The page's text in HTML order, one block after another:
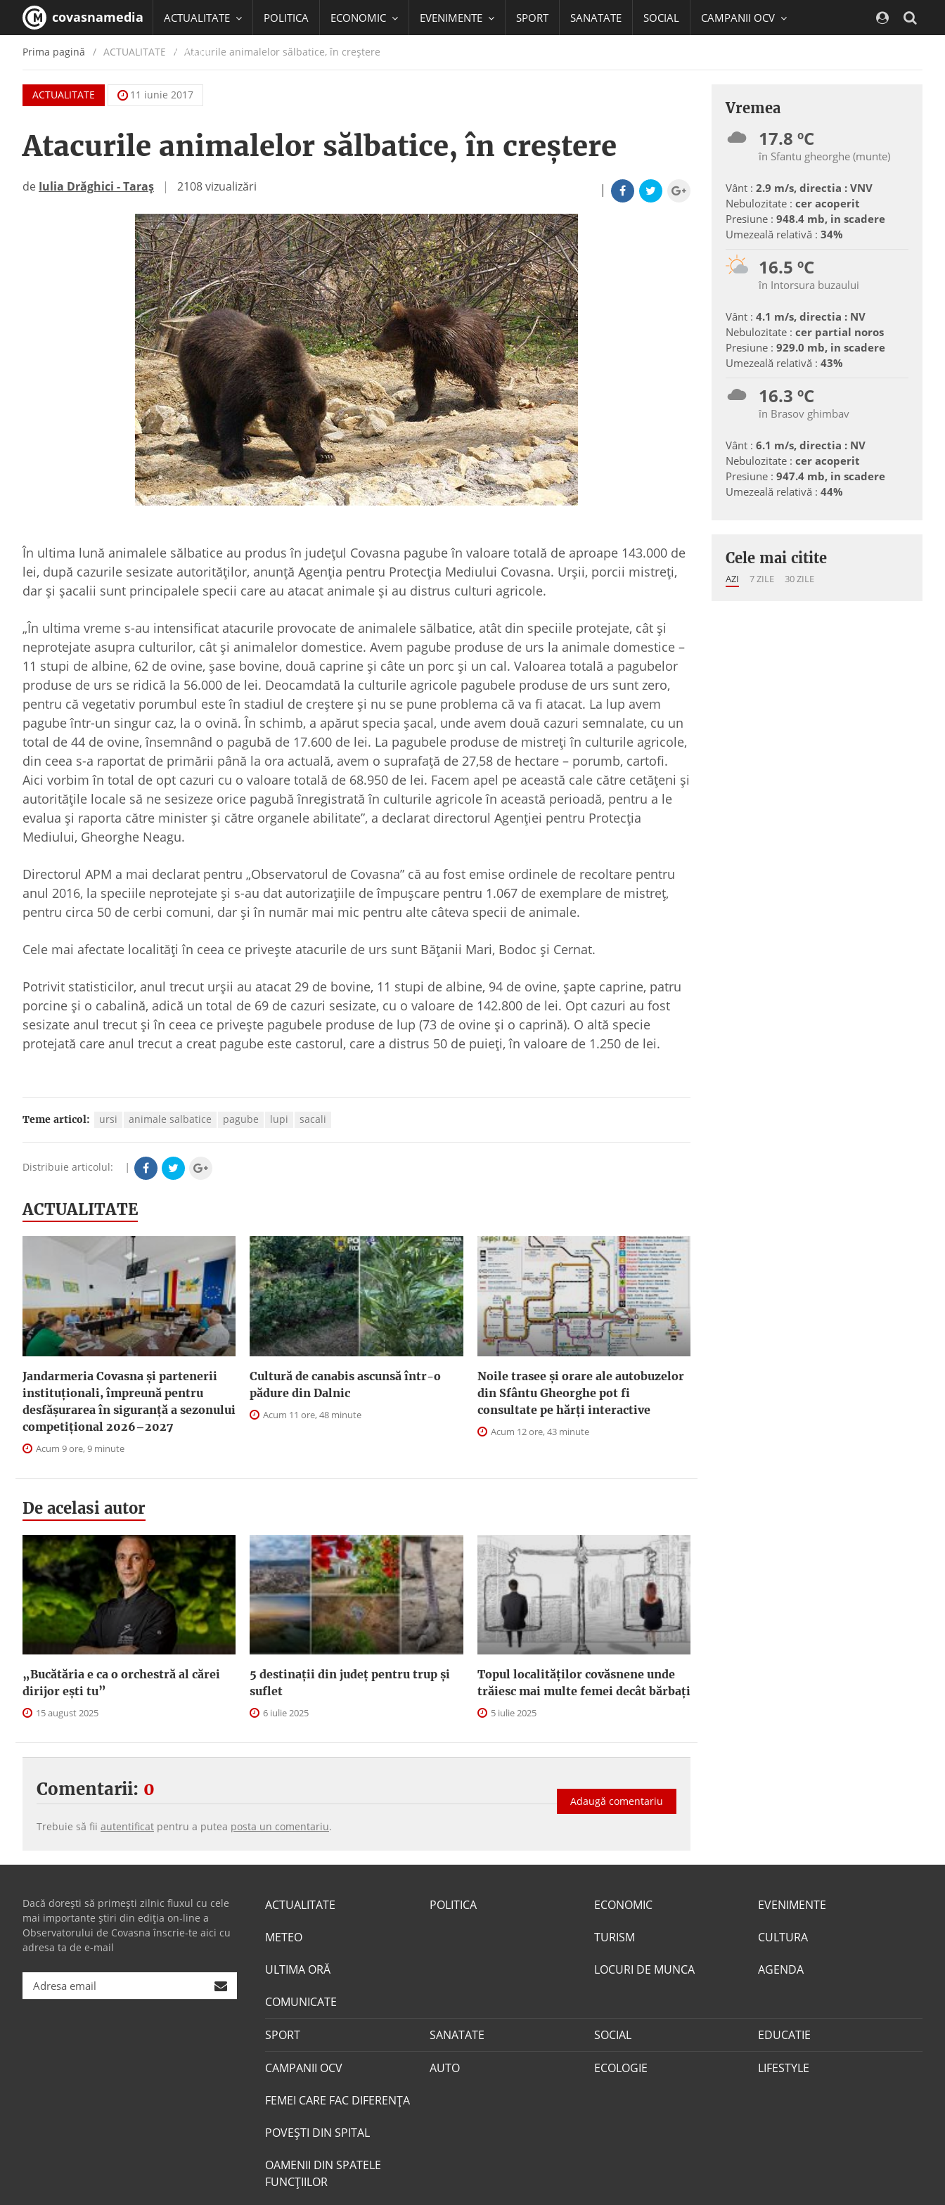
covasnamedia ACTUALITATE POLITICA ECONOMIC EVENIMENTE SPORT SANATATE SOCIAL CAMPANII OCV
EDUCATIE
Prima pagină ACTUALITATE / Atacurile animalelor sălbatice, în creștere
ACTUALITATE 11 iunie 2017
Atacurile animalelor sălbatice, în creștere
|
de Iulia Drăghici - Taraș | 2108 vizualizări
În ultima lună animalele sălbatice au produs în județul Covasna pagube în valoare totală de aproape 143.000 de
lei, după cazurile sesizate autorităților, anunță Agenția pentru Protecția Mediului Covasna. Urșii, porcii mistreți,
dar și șacalii sunt principalele specii care au atacat animale și au distrus culturi agricole.
„În ultima vreme s-au intensificat atacurile provocate de animalele sălbatice, atât din speciile protejate, cât și
neprotejate asupra culturilor, cât și animalelor domestice. Avem pagube produse de urs la animale domestice –
11 stupi de albine, 62 de ovine, șase bovine, două caprine și câte un porc și un cal. Valoarea totală a pagubelor
produse de urs se ridică la 56.000 de lei. Deocamdată la culturile agricole pagubele produse de urs sunt zero,
pentru că vegetativ porumbul este în stadiul de creștere și nu se pune problema că va fi atacat. La lup avem
pagube într-un singur caz, la o ovină. În schimb, a apărut specia șacal, unde avem două cazuri semnalate, cu un
total de 44 de ovine, însemnând o pagubă de 17.600 de lei. La pagubele produse de mistreți în culturile agricole,
din ceea s-a raportat de primării până la ora actuală, avem o suprafață de 27,58 de hectare – porumb, cartofi.
Aici vorbim în total de opt cazuri cu o valoare totală de 68.950 de lei. Facem apel pe această cale către cetățeni și
autoritățile locale să ne sesizeze orice pagubă înregistrată în culturile agricole în această perioadă, pentru a le
evalua și raporta către minister și către organele abilitate”, a declarat directorul Agenției pentru Protecția
Mediului, Gheorghe Neagu.
Directorul APM a mai declarat pentru „Observatorul de Covasna” că au fost emise ordinele de recoltare pentru
anul 2016, la speciile neprotejate și s-au dat autorizațiile de împușcare pentru 1.067 de exemplare de mistreț,
pentru circa 50 de cerbi comuni, dar și în număr mai mic pentru alte câteva specii de animale.
Cele mai afectate localități în ceea ce privește atacurile de urs sunt Bățanii Mari, Bodoc și Cernat.
Potrivit statisticilor, anul trecut urșii au atacat 29 de bovine, 11 stupi de albine, 94 de ovine, șapte caprine, patru
porcine și o cabalină, adică un total de 69 de cazuri sesizate, cu o valoare de 142.800 de lei. Opt cazuri au fost
sesizate anul trecut și în ceea ce privește pagubele produse de lup (73 de ovine și o caprină). O altă specie
protejată care anul trecut a creat pagube este castorul, care a distrus 50 de puieți, în valoare de 1.250 de lei.
Teme articol: ursi animale salbatice pagube lupi sacali
Distribuie articolul: |
ACTUALITATE
Jandarmeria Covasna și partenerii
instituționali, împreună pentru
desfășurarea în siguranță a sezonului
competițional 2026–2027
Acum 9 ore, 9 minute
Cultură de canabis ascunsă într-o
pădure din Dalnic
Acum 11 ore, 48 minute
Noile trasee și orare ale autobuzelor
din Sfântu Gheorghe pot fi
consultate pe hărți interactive
Acum 12 ore, 43 minute
De acelasi autor
„Bucătăria e ca o orchestră al cărei
dirijor ești tu”
15 august 2025
5 destinații din județ pentru trup și
suflet
6 iulie 2025
Topul localităților covăsnene unde
trăiesc mai multe femei decât bărbați
5 iulie 2025
Comentarii: 0
Adaugă comentariu
Trebuie să fii autentificat pentru a putea posta un comentariu.
Vremea
17.8 ºC
în Sfantu gheorghe (munte)
Vânt : 2.9 m/s, directia : VNV
Nebulozitate : cer acoperit
Presiune : 948.4 mb, in scadere
Umezeală relativă : 34%
16.5 ºC
în Intorsura buzaului
Vânt : 4.1 m/s, directia : NV
Nebulozitate : cer partial noros
Presiune : 929.0 mb, in scadere
Umezeală relativă : 43%
16.3 ºC
în Brasov ghimbav
Vânt : 6.1 m/s, directia : NV
Nebulozitate : cer acoperit
Presiune : 947.4 mb, in scadere
Umezeală relativă : 44%
Cele mai citite
AZI 7 ZILE 30 ZILE
Dacă dorești să primești zilnic fluxul cu cele
mai importante știri din ediția on-line a
Observatorului de Covasna înscrie-te aici cu
adresa ta de e-mail
ACTUALITATE
METEO
ULTIMA ORĂ
COMUNICATE
POLITICA ECONOMIC
TURISM
LOCURI DE MUNCA
EVENIMENTE
CULTURA
AGENDA
SPORT SANATATE SOCIAL EDUCATIE
CAMPANII OCV
FEMEI CARE FAC DIFERENȚA
POVEŞTI DIN SPITAL
OAMENII DIN SPATELE
FUNCŢIILOR
AUTO ECOLOGIE LIFESTYLE